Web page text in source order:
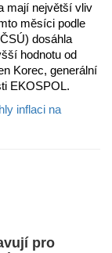
mají největší vliv
měsíci podle
dosáhla
hodnotu od
Korec, generální
EKOSPOL.
inflaci na
pro